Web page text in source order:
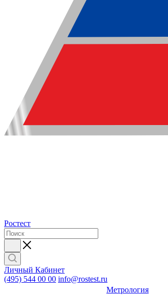
Ростест
Личный Кабинет
(495) 544 00 00 info@rostest.ru
Метрология